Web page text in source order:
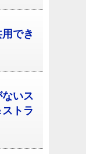
でき
いス
トラ